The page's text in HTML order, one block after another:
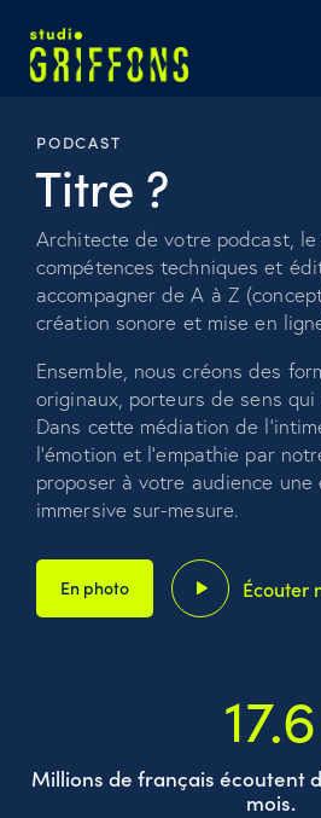
PODCAST
Titre ?
Architecte de votre podcast,
compétences techniques et
accompagner de A à Z
création sonore et mise en
Ensemble, nous créons des
originaux, porteurs de sens qui
Dans cette médiation de
l’émotion et l’empathie par
proposer à votre audience une
immersive sur-mesure.
En photo Écouter
17.6
Millions de français écoutent
mois.